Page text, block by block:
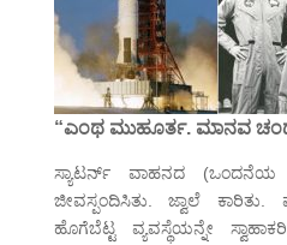
“ಎಂಥ ಮುಹೂರ್ತ. ಮಾನವ
ಸ್ಯಾಟರ್ನ್ ವಾಹನದ
ಜೀವಸ್ಪಂದಿಸಿತು. ಜ್ವಾಲೆ
ಹೊಗೆಬೆಟ್ಟ ವ್ಯವಸ್ಥೆಯನ್ನೇ